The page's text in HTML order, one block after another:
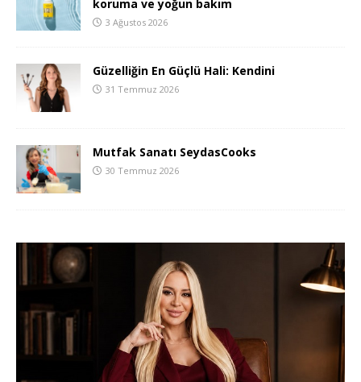
koruma ve yoğun bakım
3 Ağustos 2026
Güzelliğin En Güçlü Hali: Kendini
31 Temmuz 2026
Mutfak Sanatı SeydasCooks
30 Temmuz 2026